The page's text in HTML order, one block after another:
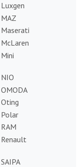
Luxgen
MAZ
Maserati
McLaren
Mini
NIO
OMODA
Oting
Polar
RAM
Renault
SAIPA